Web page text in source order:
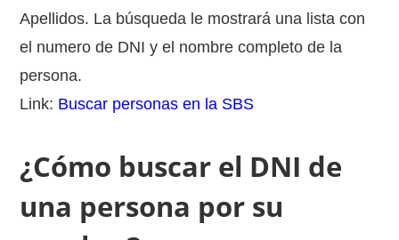
Apellidos. La búsqueda le mostrará una lista con
el numero de DNI y el nombre completo de la
persona.
Link: Buscar personas en la SBS
¿Cómo buscar el DNI de
una persona por su